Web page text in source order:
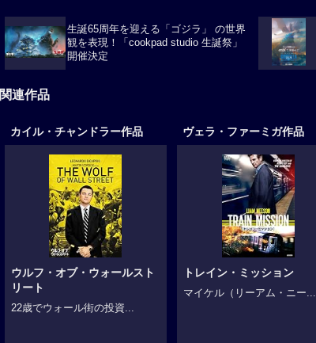
生誕65周年を迎える「ゴジラ」 の世界
観を表現！「cookpad studio 生誕祭」
開催決定
関連作品
カイル・チャンドラー作品
ウルフ・オブ・ウォールスト
リート
22歳でウォール街の投資...
ヴェラ・ファーミガ作品
トレイン・ミッション
マイケル（リーアム・ニー...